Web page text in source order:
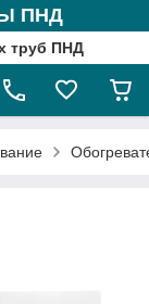
ПНД
труб ПНД